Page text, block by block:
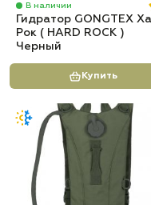
В наличии
Гидратор GONGTEX
Рок ( HARD ROCK )
Черный
Купить